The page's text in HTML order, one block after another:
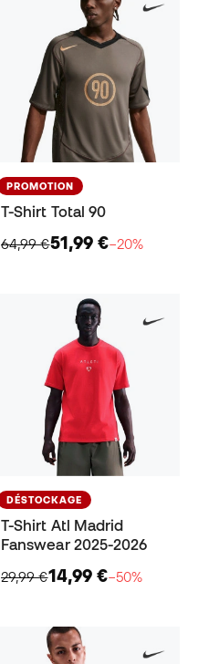
PROMOTION
T-Shirt Total 90
64,99 €51,99 €−20%
DÉSTOCKAGE
T-Shirt Atl Madrid
Fanswear 2025-2026
29,99 €14,99 €−50%